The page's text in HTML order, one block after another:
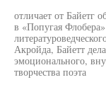
отличает от Байетг
в «Попугая
Акройда, Байетт
эмоционального,
творчества поэта